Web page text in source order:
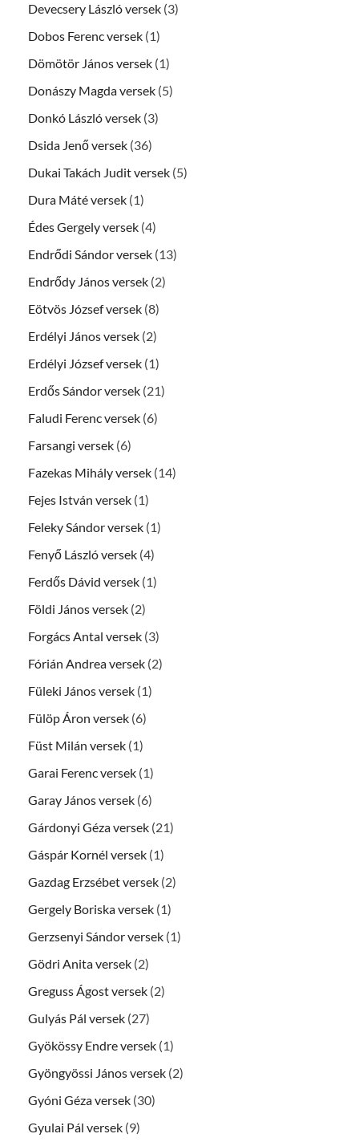
Devecsery László versek (3)
Dobos Ferenc versek (1)
Dömötör János versek (1)
Donászy Magda versek (5)
Donkó László versek (3)
Dsida Jenő versek (36)
Dukai Takách Judit versek (5)
Dura Máté versek (1)
Édes Gergely versek (4)
Endrődi Sándor versek (13)
Endrődy János versek (2)
Eötvös József versek (8)
Erdélyi János versek (2)
Erdélyi József versek (1)
Erdős Sándor versek (21)
Faludi Ferenc versek (6)
Farsangi versek (6)
Fazekas Mihály versek (14)
Fejes István versek (1)
Feleky Sándor versek (1)
Fenyő László versek (4)
Ferdős Dávid versek (1)
Földi János versek (2)
Forgács Antal versek (3)
Fórián Andrea versek (2)
Füleki János versek (1)
Fülöp Áron versek (6)
Füst Milán versek (1)
Garai Ferenc versek (1)
Garay János versek (6)
Gárdonyi Géza versek (21)
Gáspár Kornél versek (1)
Gazdag Erzsébet versek (2)
Gergely Boriska versek (1)
Gerzsenyi Sándor versek (1)
Gödri Anita versek (2)
Greguss Ágost versek (2)
Gulyás Pál versek (27)
Gyökössy Endre versek (1)
Gyöngyössi János versek (2)
Gyóni Géza versek (30)
Gyulai Pál versek (9)